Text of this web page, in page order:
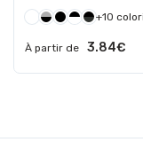
+10
À partir de 3.84€